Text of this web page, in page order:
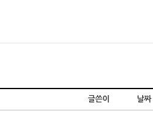
글쓴이 날짜